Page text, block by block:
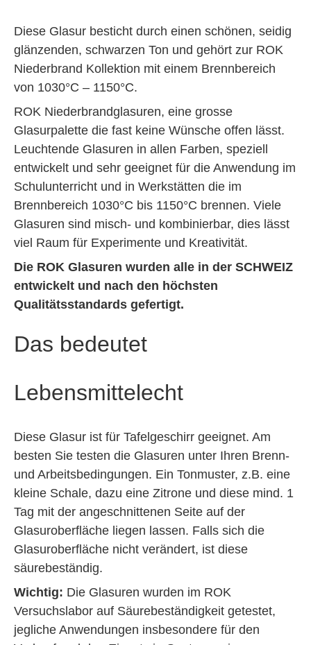
Diese Glasur besticht durch einen schönen, seidig
glänzenden, schwarzen Ton und gehört zur ROK
Niederbrand Kollektion mit einem Brennbereich
von 1030°C – 1150°C.
ROK Niederbrandglasuren, eine grosse
Glasurpalette die fast keine Wünsche offen lässt.
Leuchtende Glasuren in allen Farben, speziell
entwickelt und sehr geeignet für die Anwendung im
Schulunterricht und in Werkstätten die im
Brennbereich 1030°C bis 1150°C brennen. Viele
Glasuren sind misch- und kombinierbar, dies lässt
viel Raum für Experimente und Kreativität.
Die ROK Glasuren wurden alle in der SCHWEIZ
entwickelt und nach den höchsten
Qualitätsstandards gefertigt.
Das bedeutet
Lebensmittelecht
Diese Glasur ist für Tafelgeschirr geeignet. Am
besten Sie testen die Glasuren unter Ihren Brenn-
und Arbeitsbedingungen. Ein Tonmuster, z.B. eine
kleine Schale, dazu eine Zitrone und diese mind. 1
Tag mit der angeschnittenen Seite auf der
Glasuroberfläche liegen lassen. Falls sich die
Glasuroberfläche nicht verändert, ist diese
säurebeständig.
Wichtig: Die Glasuren wurden im ROK
Versuchslabor auf Säurebeständigkeit getestet,
jegliche Anwendungen insbesondere für den